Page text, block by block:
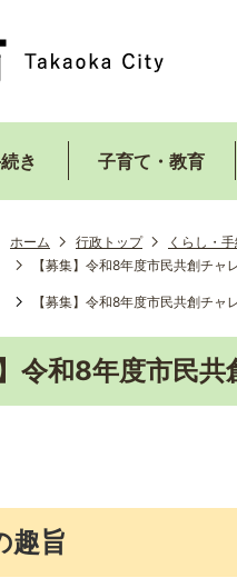
き 子育て・教育
ホーム 行政トップ くらし・手
【募集】令和8年度市民共創チャ
【募集】令和8年度市民共創チャ
】令和8年度市民
趣旨